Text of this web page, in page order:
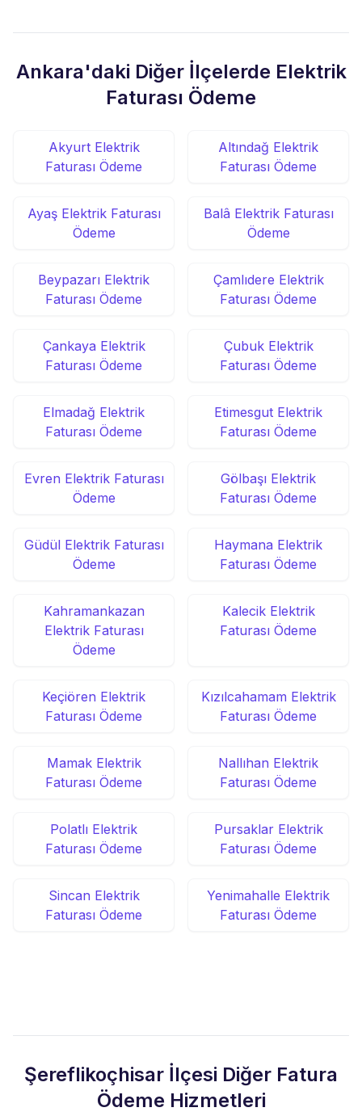
Ankara'daki Diğer İlçelerde Elektrik
Faturası Ödeme
Akyurt Elektrik
Faturası Ödeme
Altındağ Elektrik
Faturası Ödeme
Ayaş Elektrik Faturası
Ödeme
Balâ Elektrik Faturası
Ödeme
Beypazarı Elektrik
Faturası Ödeme
Çamlıdere Elektrik
Faturası Ödeme
Çankaya Elektrik
Faturası Ödeme
Çubuk Elektrik
Faturası Ödeme
Elmadağ Elektrik
Faturası Ödeme
Etimesgut Elektrik
Faturası Ödeme
Evren Elektrik Faturası
Ödeme
Gölbaşı Elektrik
Faturası Ödeme
Güdül Elektrik Faturası
Ödeme
Haymana Elektrik
Faturası Ödeme
Kahramankazan
Elektrik Faturası
Ödeme
Kalecik Elektrik
Faturası Ödeme
Keçiören Elektrik
Faturası Ödeme
Kızılcahamam Elektrik
Faturası Ödeme
Mamak Elektrik
Faturası Ödeme
Nallıhan Elektrik
Faturası Ödeme
Polatlı Elektrik
Faturası Ödeme
Pursaklar Elektrik
Faturası Ödeme
Sincan Elektrik
Faturası Ödeme
Yenimahalle Elektrik
Faturası Ödeme
Şereflikoçhisar İlçesi Diğer Fatura
Ödeme Hizmetleri